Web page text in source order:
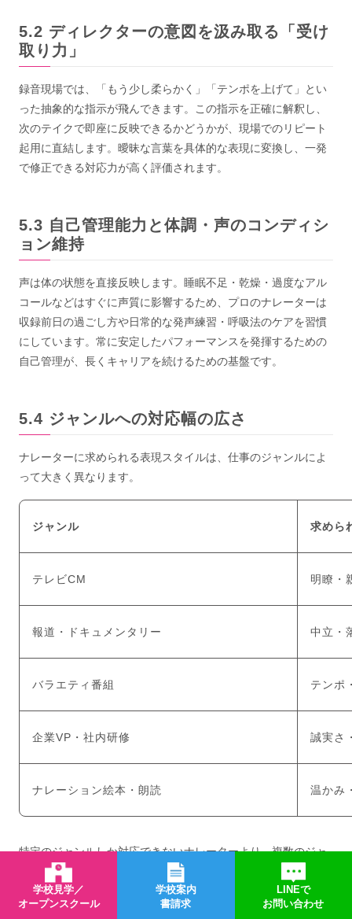
ディレクターの意図を汲み取る「受け
取り力」
録音現場では、「もう少し柔らかく」「テンポを上げて」とい
った抽象的な指示が飛んできます。この指示を正確に解釈し、
次のテイクで即座に反映できるかどうかが、現場でのリピート
起用に直結します。曖昧な言葉を具体的な表現に変換し、一発
で修正できる対応力が高く評価されます。
自己管理能力と体調・声のコンディシ
ョン維持
声は体の状態を直接反映します。睡眠不足・乾燥・過度なアル
コールなどはすぐに声質に影響するため、プロのナレーターは
収録前日の過ごし方や日常的な発声練習・呼吸法のケアを習慣
にしています。常に安定したパフォーマンスを発揮するための
自己管理が、長くキャリアを続けるための基盤です。
ジャンルへの対応幅の広さ
ナレーターに求められる表現スタイルは、仕事のジャンルによ
って大きく異なります。
ジャンル 求めら
テレビCM 明瞭・
報道・ドキュメンタリー 中立・
バラエティ番組 テンポ
企業VP・社内研修 誠実さ
ナレーション絵本・朗読 温かみ
特定のジャンルしか対応できないナレーターより、複数のジャ
ンルに対応できる表現の幅を持つ人のほうが、発注側から継続
的に起用されやすいのが実態です。
学校見学／
オープンスクール
学校案内
書請求
LINEで
お問い合わせ